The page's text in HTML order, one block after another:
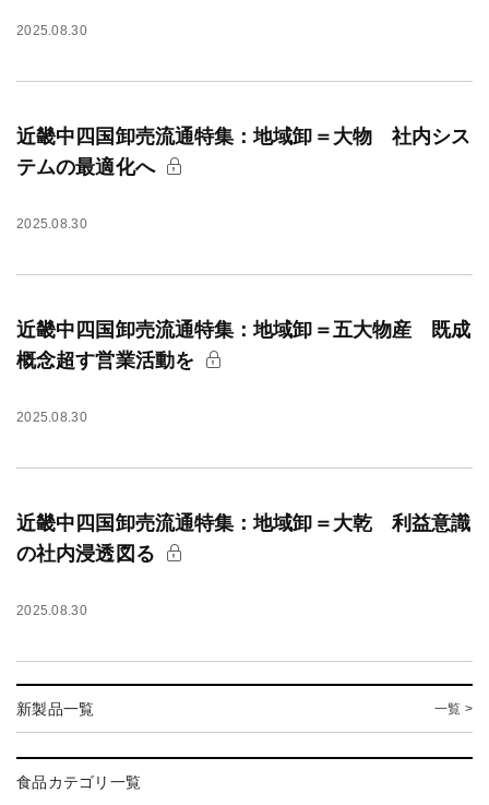
2025.08.30
近畿中四国卸売流通特集：地域卸＝大物 社内シス
テムの最適化へ
2025.08.30
近畿中四国卸売流通特集：地域卸＝五大物産 既成
概念超す営業活動を
2025.08.30
近畿中四国卸売流通特集：地域卸＝大乾 利益意識
の社内浸透図る
2025.08.30
新製品一覧 一覧 >
食品カテゴリ一覧